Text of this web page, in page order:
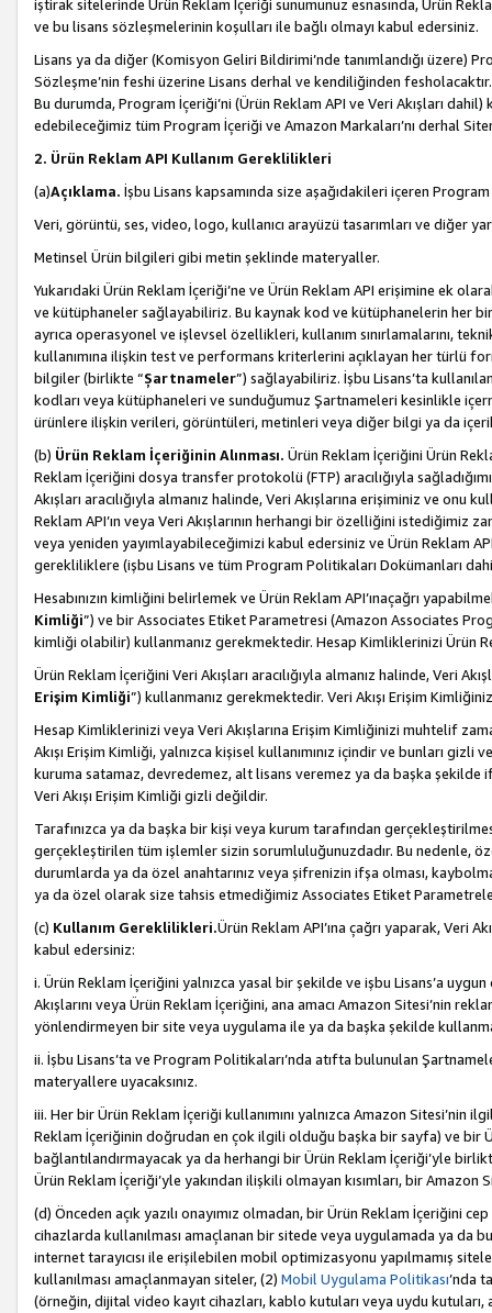
iştirak sitelerinde Ürün Reklam İçeriği sunumunuz esnasında, Ürün
ve bu lisans sözleşmelerinin koşulları ile bağlı olmayı kabul edersiniz.
Lisans ya da diğer (Komisyon Geliri Bildirimi’nde tanımlandığı üzere)
Sözleşme’nin feshi üzerine Lisans derhal ve kendiliğinden
Bu durumda, Program İçeriği’ni (Ürün Reklam API ve Veri Akışları
edebileceğimiz tüm Program İçeriği ve Amazon Markaları’nı derhal
2. Ürün Reklam API Kullanım Gereklilikleri
(a)Açıklama. İşbu Lisans kapsamında size aşağıdakileri içeren
Veri, görüntü, ses, video, logo, kullanıcı arayüzü tasarımları ve diğer
Metinsel Ürün bilgileri gibi metin şeklinde materyaller.
Yukarıdaki Ürün Reklam İçeriği’ne ve Ürün Reklam API erişimine ek
ve kütüphaneler sağlayabiliriz. Bu kaynak kod ve kütüphanelerin her
ayrıca operasyonel ve işlevsel özellikleri, kullanım sınırlamalarını,
kullanımına ilişkin test ve performans kriterlerini açıklayan her türlü
bilgiler (birlikte “Şartnameler”) sağlayabiliriz. İşbu Lisans’ta
kodları veya kütüphaneleri ve sunduğumuz Şartnameleri kesinlikle
ürünlere ilişkin verileri, görüntüleri, metinleri veya diğer bilgi ya da
(b) Ürün Reklam İçeriğinin Alınması. Ürün Reklam İçeriğini Ürün
Reklam İçeriğini dosya transfer protokolü (FTP) aracılığıyla
Akışları aracılığıyla almanız halinde, Veri Akışlarına erişiminiz ve onu
Reklam API’ın veya Veri Akışlarının herhangi bir özelliğini
veya yeniden yayımlayabileceğimizi kabul edersiniz ve Ürün Reklam
gerekliliklere (işbu Lisans ve tüm Program Politikaları Dokümanları
Hesabınızın kimliğini belirlemek ve Ürün Reklam API’ınaçağrı
Kimliği”) ve bir Associates Etiket Parametresi (Amazon Associates
kimliği olabilir) kullanmanız gerekmektedir. Hesap Kimliklerinizi Ürün
Ürün Reklam İçeriğini Veri Akışları aracılığıyla almanız halinde, Veri
Erişim Kimliği”) kullanmanız gerekmektedir. Veri Akışı Erişim
Hesap Kimliklerinizi veya Veri Akışlarına Erişim Kimliğinizi muhtelif
Akışı Erişim Kimliği, yalnızca kişisel kullanımınız içindir ve bunları
kuruma satamaz, devredemez, alt lisans veremez ya da başka şekilde
Veri Akışı Erişim Kimliği gizli değildir.
Tarafınızca ya da başka bir kişi veya kurum tarafından
gerçekleştirilen tüm işlemler sizin sorumluluğunuzdadır. Bu nedenle,
durumlarda ya da özel anahtarınız veya şifrenizin ifşa olması,
ya da özel olarak size tahsis etmediğimiz Associates Etiket
(c) Kullanım Gereklilikleri.Ürün Reklam API’ına çağrı yaparak, Veri
kabul edersiniz:
i. Ürün Reklam İçeriğini yalnızca yasal bir şekilde ve işbu Lisans’a uygun
Akışlarını veya Ürün Reklam İçeriğini, ana amacı Amazon Sitesi’nin
yönlendirmeyen bir site veya uygulama ile ya da başka şekilde
ii. İşbu Lisans’ta ve Program Politikaları’nda atıfta bulunulan
materyallere uyacaksınız.
iii. Her bir Ürün Reklam İçeriği kullanımını yalnızca Amazon
Reklam İçeriğinin doğrudan en çok ilgili olduğu başka bir sayfa) ve bir
bağlantılandırmayacak ya da herhangi bir Ürün Reklam İçeriği’yle
Ürün Reklam İçeriği’yle yakından ilişkili olmayan kısımları, bir Amazon
(d) Önceden açık yazılı onayımız olmadan, bir Ürün Reklam İçeriğini
cihazlarda kullanılması amaçlanan bir sitede veya uygulamada ya da
internet tarayıcısı ile erişilebilen mobil optimizasyonu yapılmamış
kullanılması amaçlanmayan siteler, (2) Mobil Uygulama Politikası’nda
(örneğin, dijital video kayıt cihazları, kablo kutuları veya uydu kutuları,